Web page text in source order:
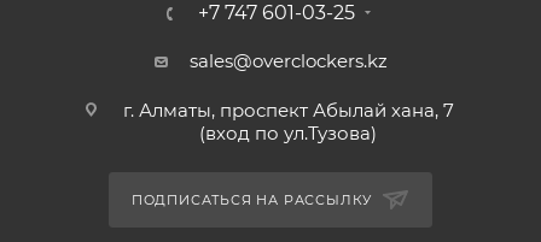
+7 747 601-03-25
sales@overclockers.kz
г. Алматы, проспект Абылай хана, 7
(вход по ул.Тузова)
ПОДПИСАТЬСЯ НА РАССЫЛКУ